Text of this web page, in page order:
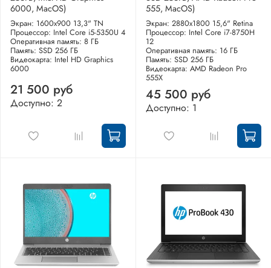
6000, MacOS)
Экран: 1600x900 13,3" TN
Процессор: Intel Core i5-5350U 4
Оперативная память: 8 ГБ
Память: SSD 256 ГБ
Видеокарта: Intel HD Graphics
6000
21 500 руб
Доступно: 2
555, MacOS)
Экран: 2880x1800 15,6" Retina
Процессор: Intel Core i7-8750H
12
Оперативная память: 16 ГБ
Память: SSD 256 ГБ
Видеокарта: AMD Radeon Pro
555X
45 500 руб
Доступно: 1